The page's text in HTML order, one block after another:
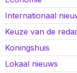
Internationaal
Keuze van de
Koningshuis
Lokaal nieuws